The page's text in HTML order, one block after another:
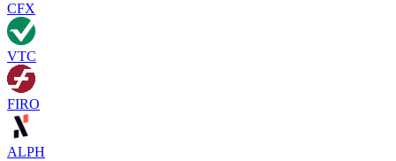
CFX
VTC
FIRO
ALPH